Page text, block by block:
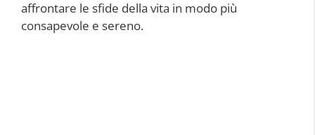
affrontare le sfide della vita in modo più
consapevole e sereno.